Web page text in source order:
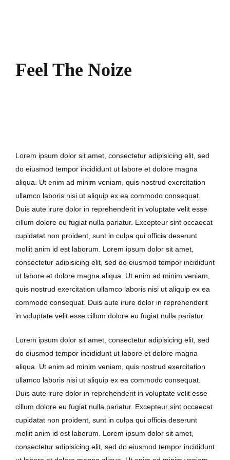
Feel The Noize
Lorem ipsum dolor sit amet, consectetur adipisicing elit, sed
do eiusmod tempor incididunt ut labore et dolore magna
aliqua. Ut enim ad minim veniam, quis nostrud exercitation
ullamco laboris nisi ut aliquip ex ea commodo consequat.
Duis aute irure dolor in reprehenderit in voluptate velit esse
cillum dolore eu fugiat nulla pariatur. Excepteur sint occaecat
cupidatat non proident, sunt in culpa qui officia deserunt
mollit anim id est laborum. Lorem ipsum dolor sit amet,
consectetur adipisicing elit, sed do eiusmod tempor incididunt
ut labore et dolore magna aliqua. Ut enim ad minim veniam,
quis nostrud exercitation ullamco laboris nisi ut aliquip ex ea
commodo consequat. Duis aute irure dolor in reprehenderit
in voluptate velit esse cillum dolore eu fugiat nulla pariatur.
Lorem ipsum dolor sit amet, consectetur adipisicing elit, sed
do eiusmod tempor incididunt ut labore et dolore magna
aliqua. Ut enim ad minim veniam, quis nostrud exercitation
ullamco laboris nisi ut aliquip ex ea commodo consequat.
Duis aute irure dolor in reprehenderit in voluptate velit esse
cillum dolore eu fugiat nulla pariatur. Excepteur sint occaecat
cupidatat non proident, sunt in culpa qui officia deserunt
mollit anim id est laborum. Lorem ipsum dolor sit amet,
consectetur adipisicing elit, sed do eiusmod tempor incididunt